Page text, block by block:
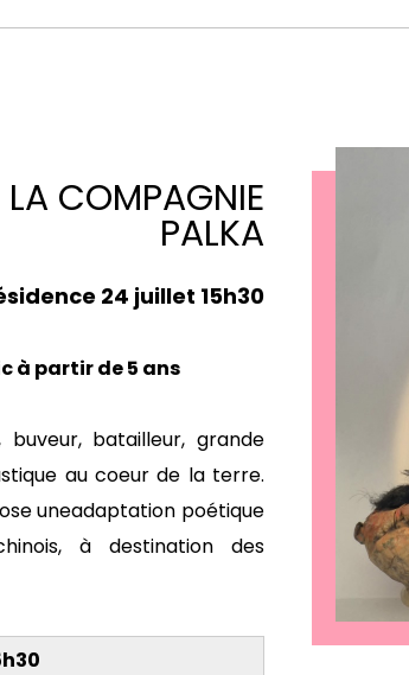
COMPAGNIE
PALKA
24 juillet 15h30
à partir de 5 ans
batailleur, grande
au coeur de la terre.
uneadaptation poétique
à destination des